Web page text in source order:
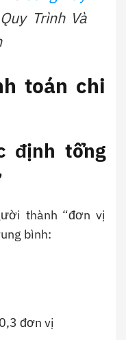
Trình Và
toán chi
định tổng
thành “đơn vị
bình:
đơn vị